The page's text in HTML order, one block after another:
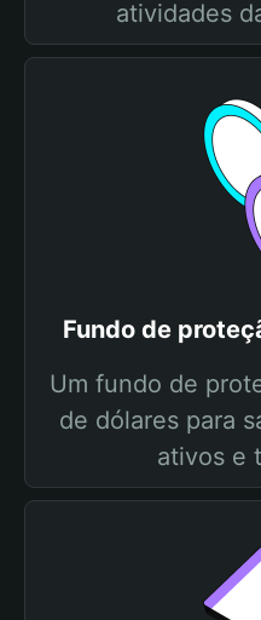
atividades
Fundo de
Um fundo de
de dólares para
ativos e